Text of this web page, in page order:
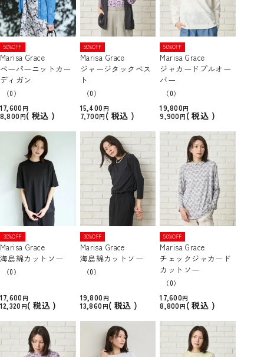
50%OFF
Marisa Grace
ペーパーニットカー
ディガン
（0）
17,600
8,800
税込
50%OFF
Marisa Grace
ジャージタックベス
ト
（0）
15,400
7,700
税込
50%OFF
Marisa Grace
ジャカードプルオー
バー
（0）
19,800
9,900
税込
30%OFF
Marisa Grace
海島綿カットソー
（0）
17,600
12,320
税込
30%OFF
Marisa Grace
海島綿カットソー
（0）
19,800
13,860
税込
50%OFF
Marisa Grace
チェックジャカード
カットソー
（0）
17,600
8,800
税込